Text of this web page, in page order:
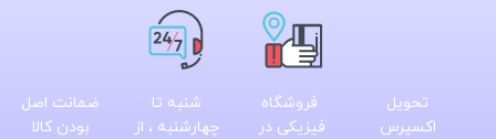
تحویل
اکسپرس
فروشگاه
فیزیکی در
شنبه تا
چهارشنبه ، از
ضمانت اصل
بودن کالا